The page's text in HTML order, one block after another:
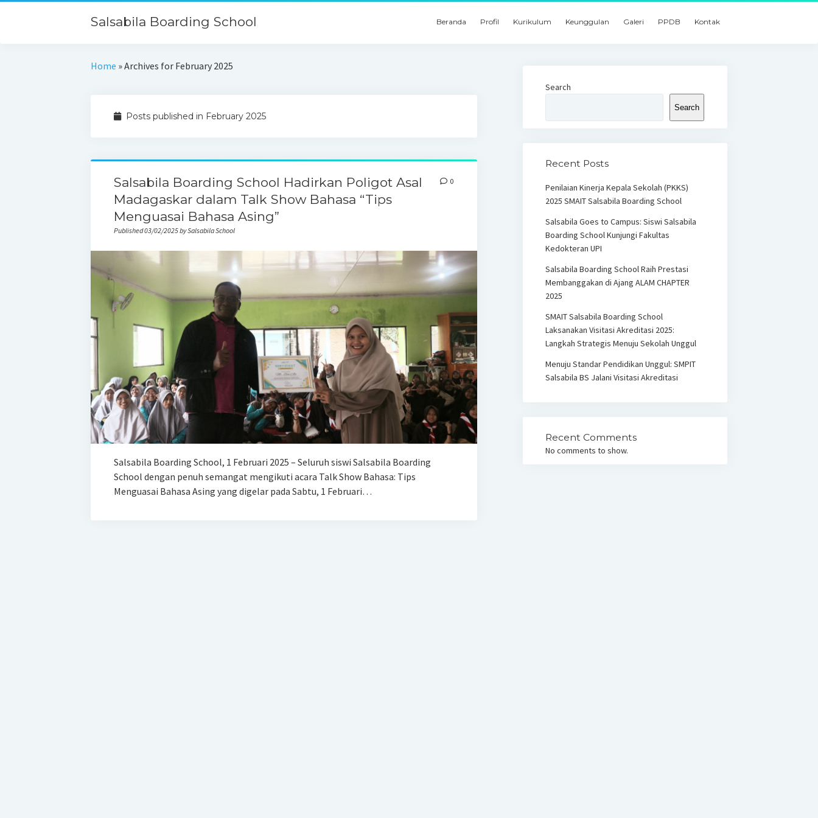
Salsabila Boarding School Beranda Profil Kurikulum Keunggulan Galeri PPDB Kontak
Home »Archives for February 2025
Posts published in February 2025
Salsabila Boarding School Hadirkan Poligot Asal
Madagaskar dalam Talk Show Bahasa “Tips
Menguasai Bahasa Asing”
Published 03/02/2025 by Salsabila School
0
Salsabila Boarding School, 1 Februari 2025 – Seluruh siswi Salsabila Boarding
School dengan penuh semangat mengikuti acara Talk Show Bahasa: Tips
Menguasai Bahasa Asing yang digelar pada Sabtu, 1 Februari…
Search
Search
Recent Posts
Penilaian Kinerja Kepala Sekolah (PKKS)
2025 SMAIT Salsabila Boarding School
Salsabila Goes to Campus: Siswi Salsabila
Boarding School Kunjungi Fakultas
Kedokteran UPI
Salsabila Boarding School Raih Prestasi
Membanggakan di Ajang ALAM CHAPTER
2025
SMAIT Salsabila Boarding School
Laksanakan Visitasi Akreditasi 2025:
Langkah Strategis Menuju Sekolah Unggul
Menuju Standar Pendidikan Unggul: SMPIT
Salsabila BS Jalani Visitasi Akreditasi
Recent Comments
No comments to show.